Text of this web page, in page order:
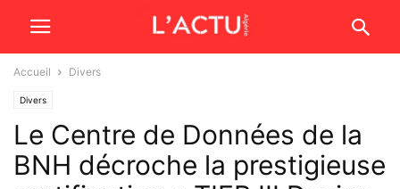
Accueil Divers
Divers
Le Centre de Données de la
BNH décroche la prestigieuse